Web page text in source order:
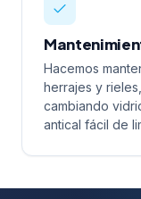
Hacemos
herrajes y
cambiando
antical fácil de